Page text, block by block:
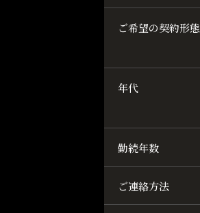
ご希望の契約形態
年代
勤続年数
ご連絡方法